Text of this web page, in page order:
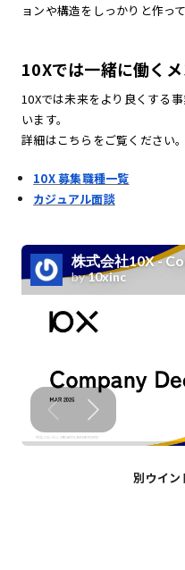
ョンや構造をしっかりと作っ
10Xでは一緒に働く
10Xでは未来をより良くする
います。
詳細はこちらをご覧ください。
10X 募集職種一覧
カジュアル面談
別ウイン